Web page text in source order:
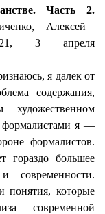
Часть 2.
Алексей
3 апреля
я далек от
содержания,
формалистами я —
формалистов.
гораздо большее
понятия, которые
современной